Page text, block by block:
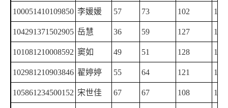
100051410109850 李媛媛 57 73 102 120
104291371502905 岳慧 36 59 127 130
101081210008592 窦如 49 51 128 123
102981210903846 翟婷婷 55 64 121 111
105861234500152 宋世佳 67 67 108 108